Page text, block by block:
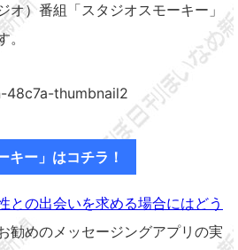
オ）番組「スタジオスモーキー」
キー」はコチラ！
との出会いを求める場合にはどう
勧めのメッセージングアプリの実